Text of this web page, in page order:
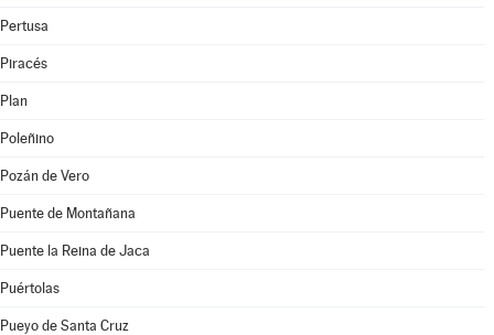
Pertusa
Piracés
Plan
Poleñino
Pozán de Vero
Puente de Montañana
Puente la Reina de Jaca
Puértolas
Pueyo de Santa Cruz